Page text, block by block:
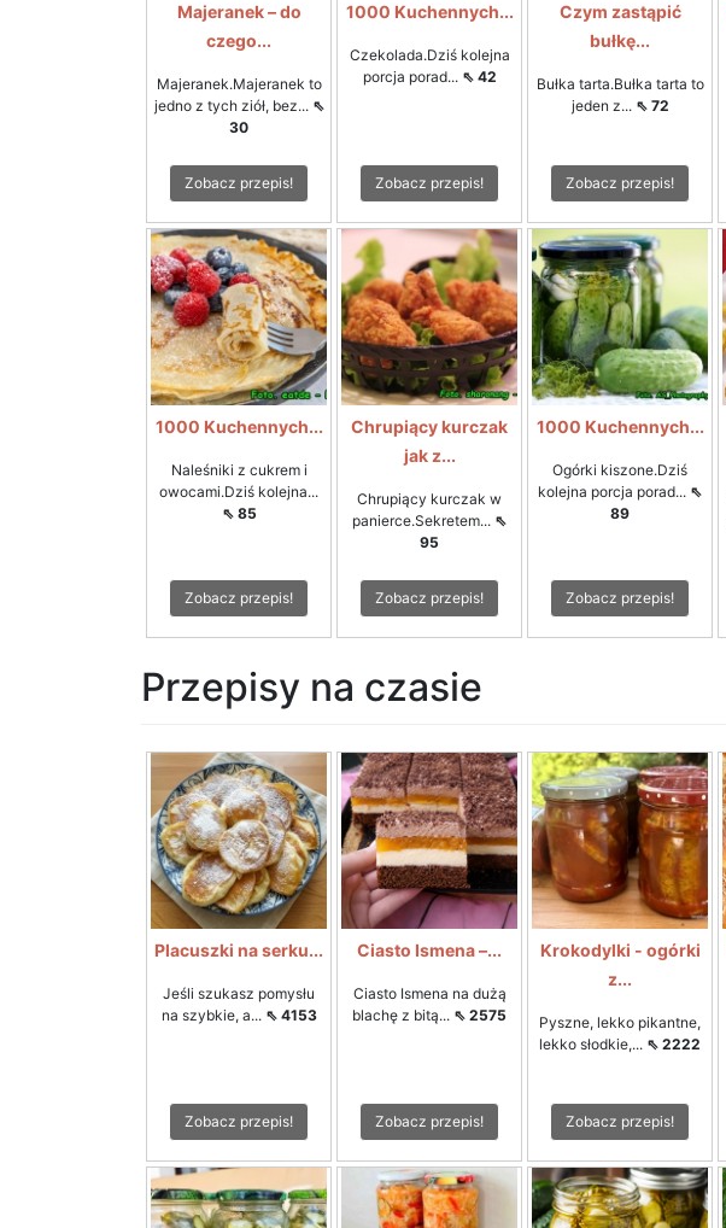
Majeranek – do
czego...
Majeranek.Majeranek to
jedno z tych ziół, bez... ⇖
30
Zobacz przepis!
1000 Kuchennych...
Czekolada.Dziś kolejna
porcja porad... ⇖ 42
Zobacz przepis!
Czym zastąpić
bułkę...
Bułka tarta.Bułka tarta to
jeden z... ⇖ 72
Zobacz przepis!
1000 Kuchennych...
Naleśniki z cukrem i
owocami.Dziś kolejna...
⇖ 85
Zobacz przepis!
Chrupiący kurczak
jak z...
Chrupiący kurczak w
panierce.Sekretem... ⇖
95
Zobacz przepis!
1000 Kuchennych...
Ogórki kiszone.Dziś
kolejna porcja porad... ⇖
89
Zobacz przepis!
Przepisy na czasie
Placuszki na serku...
Jeśli szukasz pomysłu
na szybkie, a... ⇖ 4153
Zobacz przepis!
Ciasto Ismena –...
Ciasto Ismena na dużą
blachę z bitą... ⇖ 2575
Zobacz przepis!
Krokodylki - ogórki
z...
Pyszne, lekko pikantne,
lekko słodkie,... ⇖ 2222
Zobacz przepis!